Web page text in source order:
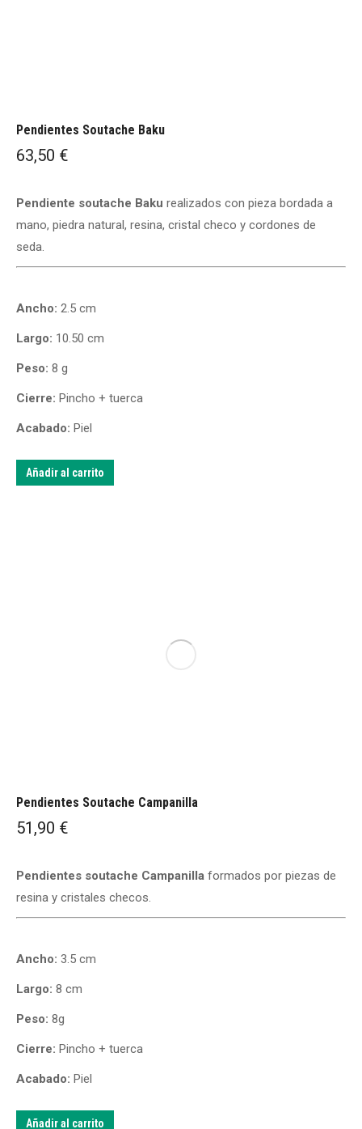
Pendientes Soutache Baku
63,50 €
Pendiente soutache Baku realizados con pieza bordada a
mano, piedra natural, resina, cristal checo y cordones de
seda.
Ancho: 2.5 cm
Largo: 10.50 cm
Peso: 8 g
Cierre: Pincho + tuerca
Acabado: Piel
Añadir al carrito
Pendientes Soutache Campanilla
51,90 €
Pendientes soutache Campanilla formados por piezas de
resina y cristales checos.
Ancho: 3.5 cm
Largo: 8 cm
Peso: 8g
Cierre: Pincho + tuerca
Acabado: Piel
Añadir al carrito